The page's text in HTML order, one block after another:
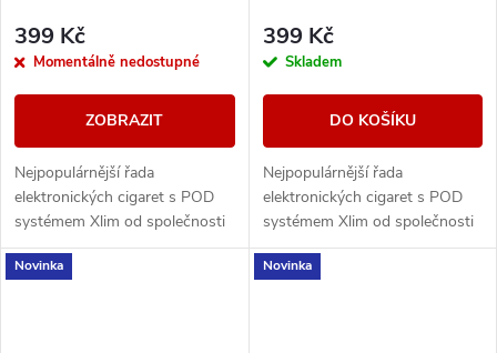
399 Kč
Momentálně nedostupné
ZOBRAZIT
Nejpopulárnější řada
elektronických cigaret s POD
systémem Xlim od společnosti
OXVA představuje model GO.
Tělo baterie s vestavěným
399 Kč
Skladem
DO KOŠÍKU
Nejpopulárnější řada
elektronických cigaret s POD
systémem Xlim od společnosti
OXVA představuje model GO.
Tělo baterie s vestavěným
Novinka Novinka